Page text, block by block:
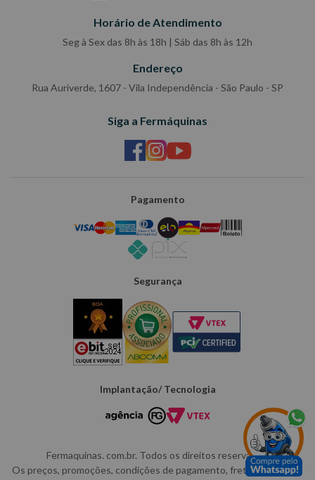
Horário de Atendimento
Seg à Sex das 8h às 18h | Sáb das 8h às 12h
Endereço
Rua Auriverde, 1607 - Vila Independência - São Paulo - SP
Siga a Fermáquinas
Pagamento
Segurança
Implantação/ Tecnologia
Fermaquinas. com.br. Todos os direitos reservados.
Os preços, promoções, condições de pagamento, frete e produtos